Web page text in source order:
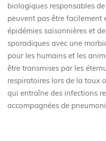
biologiques responsables
peuvent pas être facilement
épidémies saisonnières et
sporadiques avec une
pour les humains et les
être transmises par les
respiratoires lors de la toux
qui entraîne des infections
accompagnées de